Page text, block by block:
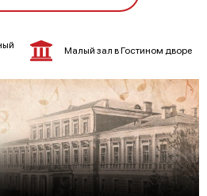
Малый зал в Гостином дворе